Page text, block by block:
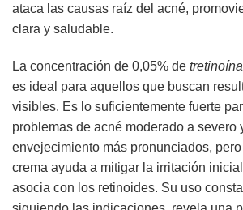
ataca las causas raíz del acné,
clara y saludable.
La concentración de 0,05% de tretinoína
es ideal para aquellos que buscan
visibles. Es lo suficientemente fuerte
problemas de acné moderado a severo
envejecimiento más pronunciados,
crema ayuda a mitigar la irritación
asocia con los retinoides. Su uso